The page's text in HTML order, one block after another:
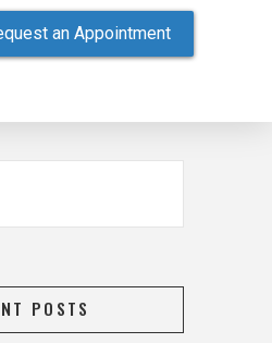
an Appointment
POSTS